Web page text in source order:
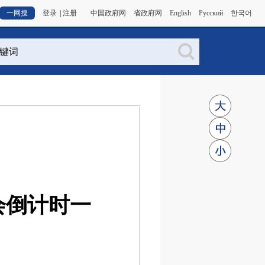
一网搜 登录 注册 中国政府网 省政府网 English Русский 한국어
倒计时一